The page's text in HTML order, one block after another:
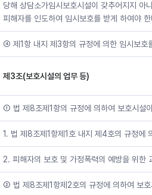
당해 상담소가임시보호시설이 갖추어지지 아
피해자를 인도하여 임시보호를 받게 하여야
④ 제1항 내지 제3항의 규정에 의한 임시보호
제3조(보호시설의 업무 등)
① 법 제8조제1항의 규정에 의하여 보호시설
1. 법 제8조제1항제1호 내지 제4호의 규정에
2. 피해자의 보호 및 가정폭력의 예방을 위한
② 법 제8조제1항제2호의 규정에 의하여 보